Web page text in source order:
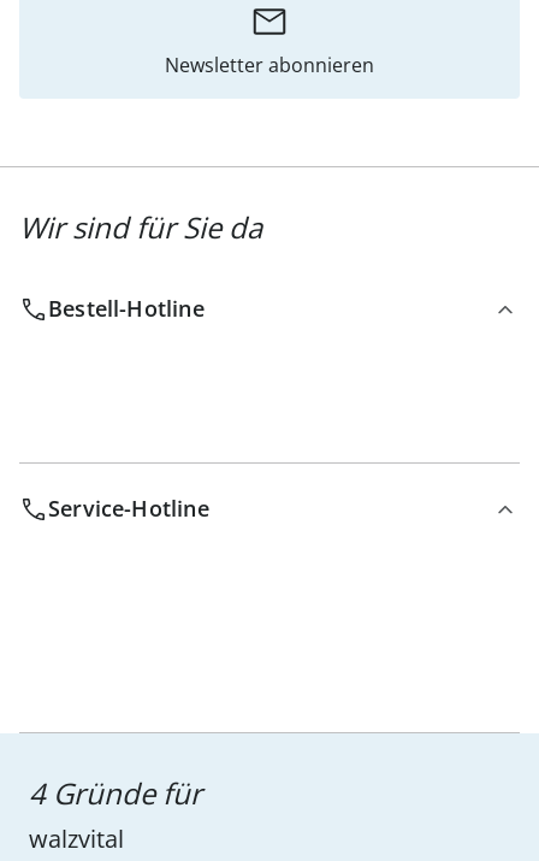
Newsletter abonnieren
Wir sind für Sie da
Bestell-Hotline
Service-Hotline
4 Gründe für
walzvital